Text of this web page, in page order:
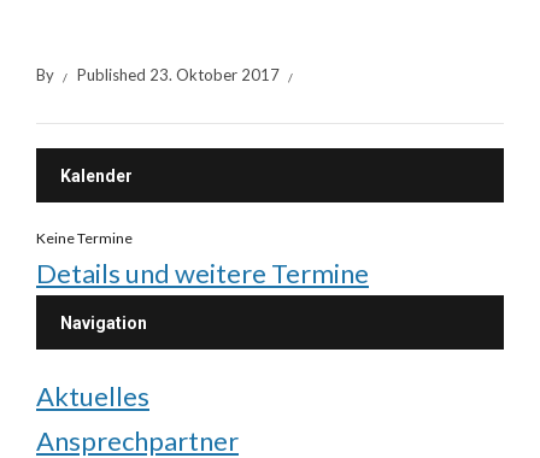
By Published 23. Oktober 2017
Kalender
Keine Termine
Details und weitere Termine
Navigation
Aktuelles
Ansprechpartner